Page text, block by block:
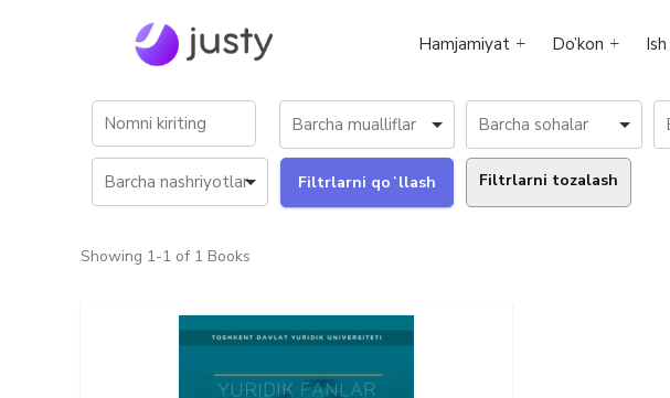
Hamjamiyat Do’kon Ish
Filtrlarni tozalash
Showing 1-1 of 1 Books